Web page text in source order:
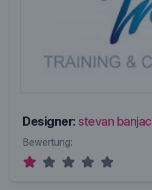
Designer: stevan banjac
Bewertung: